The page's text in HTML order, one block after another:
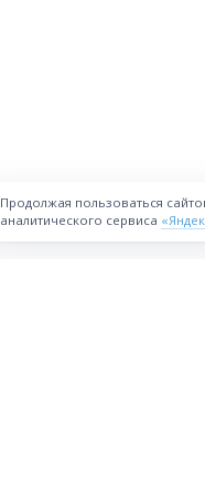
Продолжая пользоваться
аналитического сервиса